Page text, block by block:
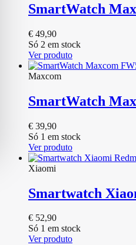
SmartWatch
€ 49,90
Só 2 em stock
Ver produto
Maxcom
SmartWatch
€ 39,90
Só 1 em stock
Ver produto
Xiaomi
Smartwatch
€ 52,90
Só 1 em stock
Ver produto